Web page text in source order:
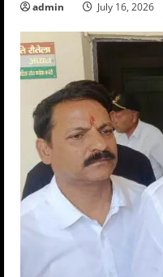
admin July 16, 2026